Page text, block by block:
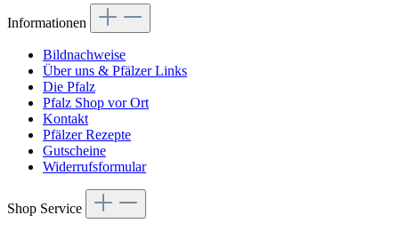
Informationen
Bildnachweise
Über uns & Pfälzer Links
Die Pfalz
Pfalz Shop vor Ort
Kontakt
Pfälzer Rezepte
Gutscheine
Widerrufsformular
Shop Service